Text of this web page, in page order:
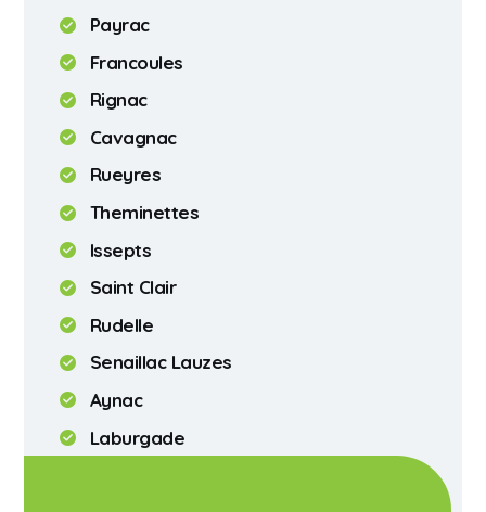
Payrac
Francoules
Rignac
Cavagnac
Rueyres
Theminettes
Issepts
Saint Clair
Rudelle
Senaillac Lauzes
Aynac
Laburgade